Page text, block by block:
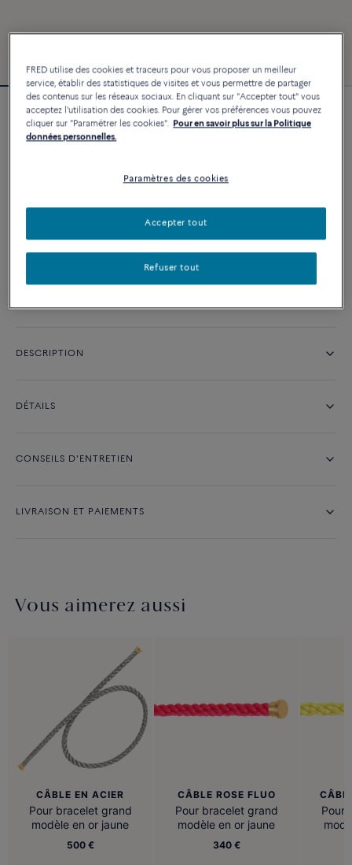
Bracelet Force 10
8 850 €
Disponibilité en boutique
DESCRIPTION
DÉTAILS
CONSEILS D'ENTRETIEN
LIVRAISON ET PAIEMENTS
Vous aimerez aussi
CÂBLE EN ACIER
Pour bracelet grand
modèle en or jaune
500 €
CÂBLE ROSE FLUO
Pour bracelet grand
modèle en or jaune
340 €
Pour
FRED utilise des cookies et traceurs pour vous proposer un meilleur
service, établir des statistiques de visites et vous permettre de partager
des contenus sur les réseaux sociaux. En cliquant sur "Accepter tout" vous
acceptez l'utilisation des cookies. Pour gérer vos préférences vous pouvez
cliquer sur "Paramétrer les cookies". Pour en savoir plus sur la Politique
données personnelles.
Paramètres des cookies
Refuser tout
Accepter tout